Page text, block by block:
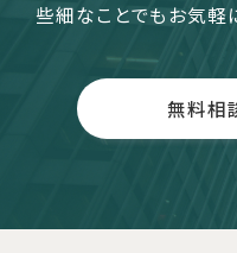
些細なことでもお気軽
無料相